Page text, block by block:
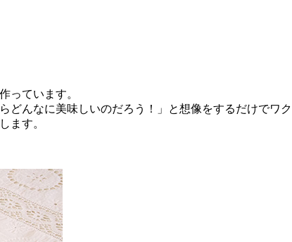
っています。
んなに美味しいのだろう！」と想像をするだけでワク
ます。